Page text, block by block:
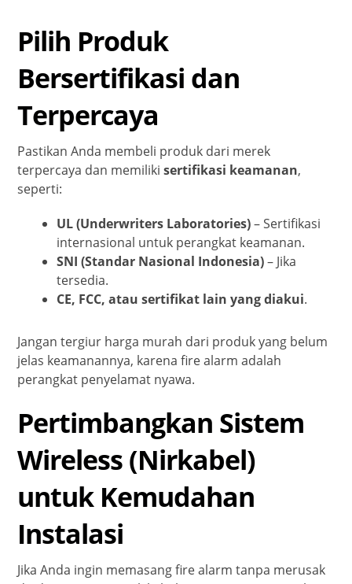
Pilih Produk
Bersertifikasi dan
Terpercaya
Pastikan Anda membeli produk dari merek
terpercaya dan memilikisertifikasi keamanan,
seperti:
UL (Underwriters Laboratories)– Sertifikasi
internasional untuk perangkat keamanan.
SNI (Standar Nasional Indonesia)– Jika
tersedia.
CE, FCC, atau sertifikat lain yang diakui.
Jangan tergiur harga murah dari produk yang belum
jelas keamanannya, karena fire alarm adalah
perangkat penyelamat nyawa.
Pertimbangkan Sistem
Wireless (Nirkabel)
untuk Kemudahan
Instalasi
Jika Anda ingin memasang fire alarm tanpa merusak